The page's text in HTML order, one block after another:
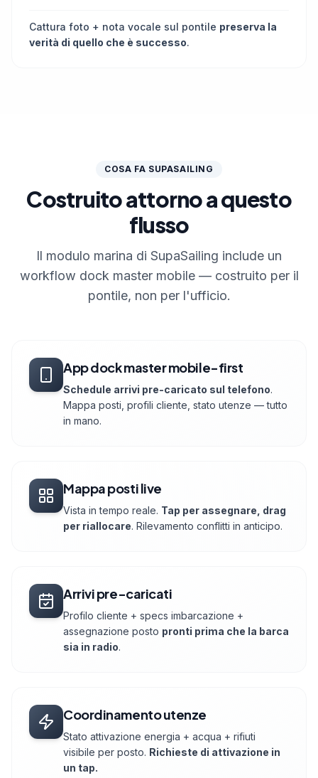
Cattura foto + nota vocale sul pontile preserva la
verità di quello che è successo.
COSA FA SUPASAILING
Costruito attorno a questo
flusso
Il modulo marina di SupaSailing include un
workflow dock master mobile — costruito per il
pontile, non per l'ufficio.
App dock master mobile-first
Schedule arrivi pre-caricato sul telefono.
Mappa posti, profili cliente, stato utenze — tutto
in mano.
Mappa posti live
Vista in tempo reale. Tap per assegnare, drag
per riallocare. Rilevamento conflitti in anticipo.
Arrivi pre-caricati
Profilo cliente + specs imbarcazione +
assegnazione posto pronti prima che la barca
sia in radio.
Coordinamento utenze
Stato attivazione energia + acqua + rifiuti
visibile per posto. Richieste di attivazione in
un tap.